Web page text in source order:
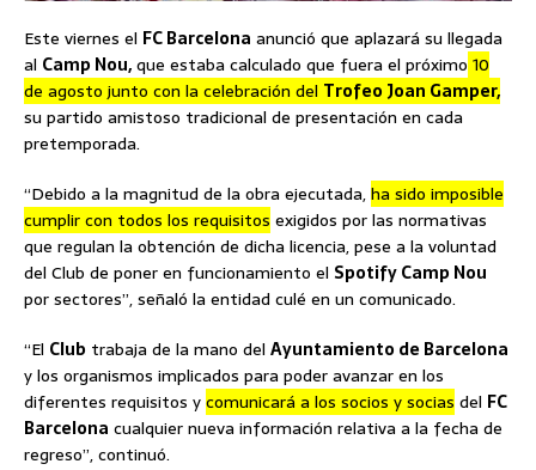
Este viernes el FC Barcelona anunció que aplazará su llegada
al Camp Nou,que estaba calculado que fuera el próximo 10
de agosto junto con la celebración del Trofeo Joan Gamper,
su partido amistoso tradicional de presentación en cada
pretemporada.
“Debido a la magnitud de la obra ejecutada,ha sido imposible
cumplir con todos los requisitos exigidos por las normativas
que regulan la obtención de dicha licencia, pese a la voluntad
del Club de poner en funcionamiento el Spotify Camp Nou
por sectores”, señaló la entidad culé en un comunicado.
“El Club trabaja de la mano del Ayuntamiento de Barcelona
y los organismos implicados para poder avanzar en los
diferentes requisitos ycomunicará a los socios y socias del FC
Barcelona cualquier nueva información relativa a la fecha de
regreso”, continuó.